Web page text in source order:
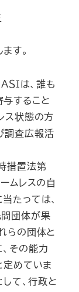
す。
Ｉは、誰も
すること
ス状態の方
調査広報活
措置法第
ムレスの自
たっては、
団体が果
らの団体と
その能力
定めていま
して、行政と